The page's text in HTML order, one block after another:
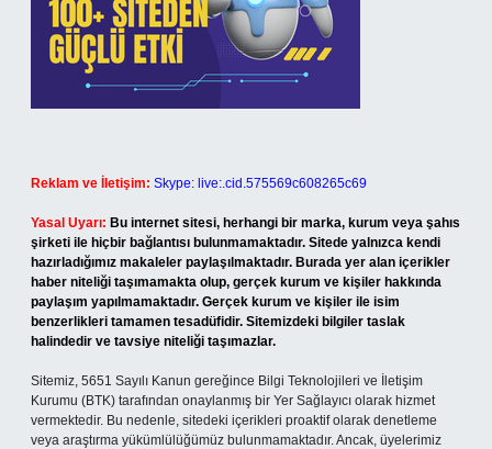
Reklam ve İletişim: Skype: live:.cid.575569c608265c69
Yasal Uyarı: Bu internet sitesi, herhangi bir marka, kurum veya şahıs
şirketi ile hiçbir bağlantısı bulunmamaktadır. Sitede yalnızca kendi
hazırladığımız makaleler paylaşılmaktadır. Burada yer alan içerikler
haber niteliği taşımamakta olup, gerçek kurum ve kişiler hakkında
paylaşım yapılmamaktadır. Gerçek kurum ve kişiler ile isim
benzerlikleri tamamen tesadüfidir. Sitemizdeki bilgiler taslak
halindedir ve tavsiye niteliği taşımazlar.
Sitemiz, 5651 Sayılı Kanun gereğince Bilgi Teknolojileri ve İletişim
Kurumu (BTK) tarafından onaylanmış bir Yer Sağlayıcı olarak hizmet
vermektedir. Bu nedenle, sitedeki içerikleri proaktif olarak denetleme
veya araştırma yükümlülüğümüz bulunmamaktadır. Ancak, üyelerimiz